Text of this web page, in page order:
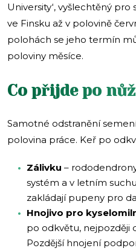
University‘, vyšlechtěný
ve Finsku až v polovině
polohách se jeho termín
poloviny měsíce.
Co přijde po
Samotné odstranění
polovina práce. Keř po
Zálivku –
systém a v letním
zakládají pupeny pro
Hnojivo pro
po odkvětu, nejpozději
Pozdější hnojení